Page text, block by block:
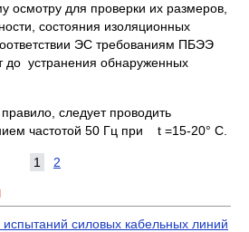
для проверки их размеров,
состояния изоляционных
ЭС требованиям ПБЭЭ
до устранения обнаруженных
следует проводить
частотой 50 Гц при t =15-20° С.
1 2
силовых кабельных линий